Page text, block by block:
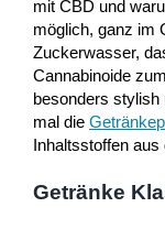
mit CBD und
möglich, ganz im
Zuckerwasser,
Cannabinoide
besonders stylish
mal die
Inhaltsstoffen aus
Getränke